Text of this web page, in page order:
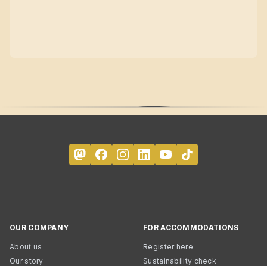
OUR COMPANY
About us
Our story
FOR ACCOMMODATIONS
Register here
Sustainability check